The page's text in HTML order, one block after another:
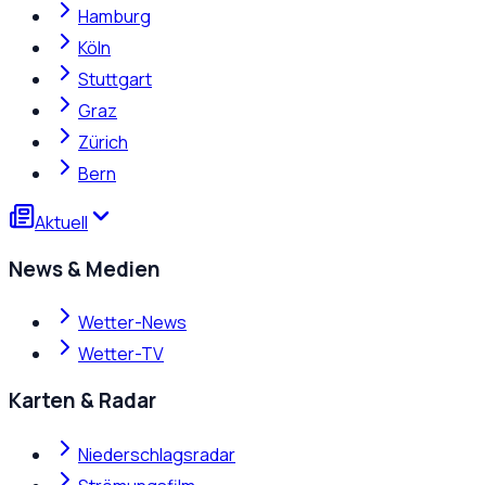
Hamburg
Köln
Stuttgart
Graz
Zürich
Bern
Aktuell
News & Medien
Wetter-News
Wetter-TV
Karten & Radar
Niederschlagsradar